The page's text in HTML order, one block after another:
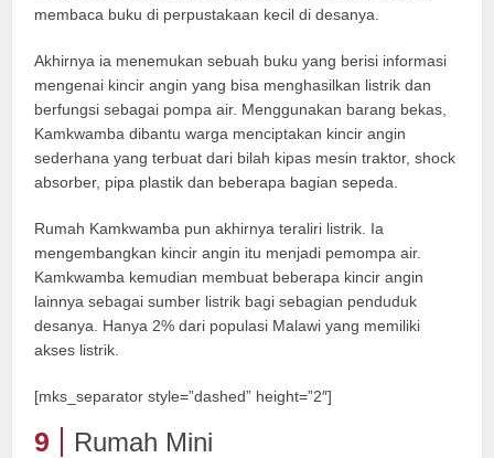
membaca buku di perpustakaan kecil di desanya.
Akhirnya ia menemukan sebuah buku yang berisi informasi
mengenai kincir angin yang bisa menghasilkan listrik dan
berfungsi sebagai pompa air. Menggunakan barang bekas,
Kamkwamba dibantu warga menciptakan kincir angin
sederhana yang terbuat dari bilah kipas mesin traktor, shock
absorber, pipa plastik dan beberapa bagian sepeda.
Rumah Kamkwamba pun akhirnya teraliri listrik. Ia
mengembangkan kincir angin itu menjadi pemompa air.
Kamkwamba kemudian membuat beberapa kincir angin
lainnya sebagai sumber listrik bagi sebagian penduduk
desanya. Hanya 2% dari populasi Malawi yang memiliki
akses listrik.
[mks_separator style=”dashed” height=”2″]
9 Rumah Mini